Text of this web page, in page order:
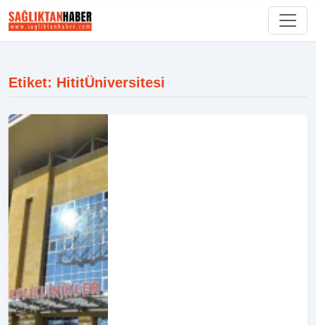
Etiket: HititÜniversitesi